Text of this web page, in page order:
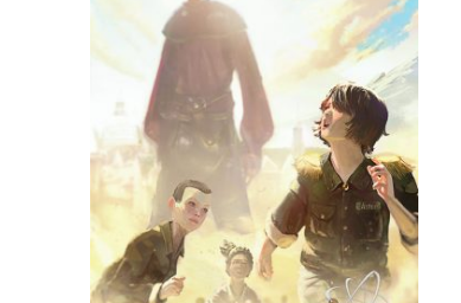
variations.
Les
options
peuvent
être
choisies
sur
la